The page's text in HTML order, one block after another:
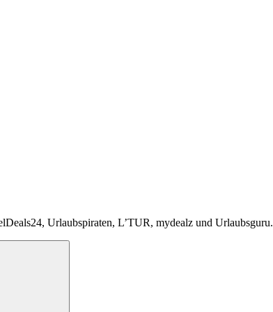
Urlaubspiraten, L’TUR, mydealz und Urlaubsguru.